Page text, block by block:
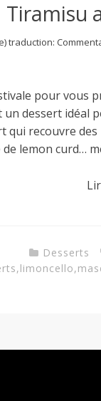
Tiramisu
traduction:
pour vous
dessert idéal
qui recouvre
de lemon curd…
Desserts
,limoncello,